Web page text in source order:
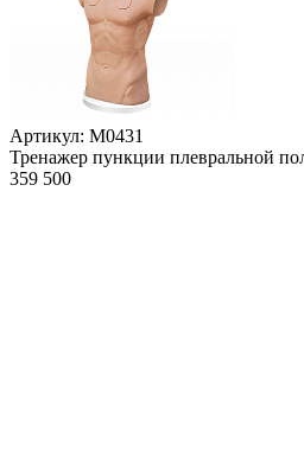
Артикул: М0431
Тренажер пункции плевральной
359 500